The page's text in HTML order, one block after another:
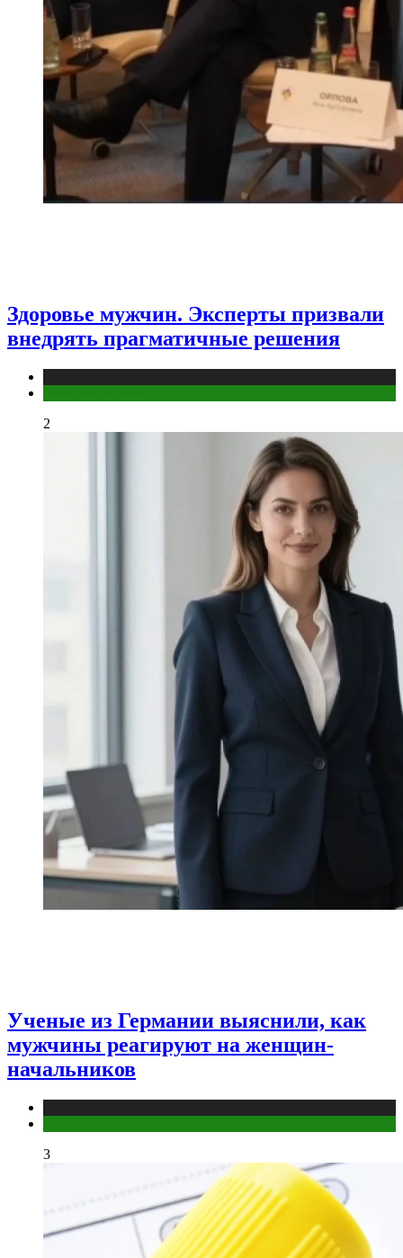
Здоровье мужчин. Эксперты призвали
внедрять прагматичные решения
2
Ученые из Германии выяснили, как
мужчины реагируют на женщин-
начальников
3